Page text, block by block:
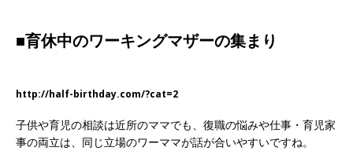
■育休中のワーキングマザーの集まり
http://half-birthday.com/?cat=2
子供や育児の相談は近所のママでも、復職の悩みや仕事・育児家
事の両立は、同じ立場のワーママが話が合いやすいですね。